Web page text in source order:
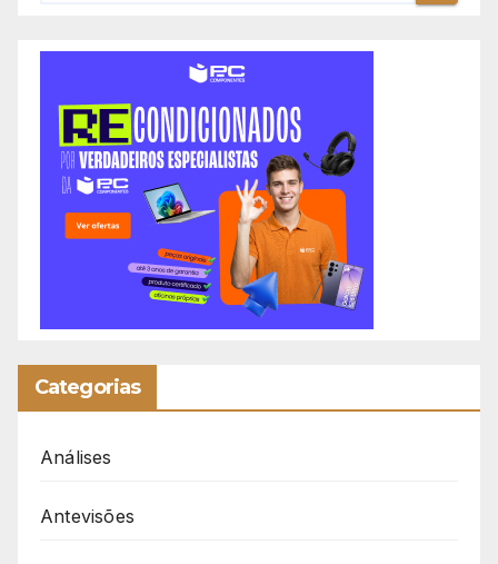
Categorias
Análises
Antevisões